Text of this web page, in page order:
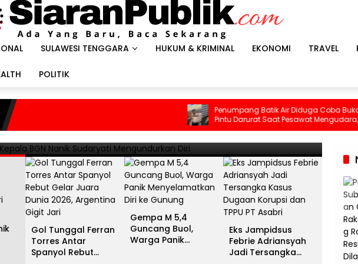
SULAWESI TENGGARA HUKUM & KRIMINAL EKONOMI TRAVEL
POLITIK
Penumpang Batik Air Diduga Coba Buka
Pintu Darurat Saat Pesawat Mengudara,
Kepanikan Pecah di Dalam Kabin
Ferran Torres Antar Spanyol Rebut Gelar
2026, Argentina Gigit Jari
Gol Tunggal Ferran
Torres Antar
Spanyol Rebut
Gempa M 5,4
Guncang Buol,
Warga Panik
Eks Jampidsus
Febrie Adriansyah
Jadi Tersangka